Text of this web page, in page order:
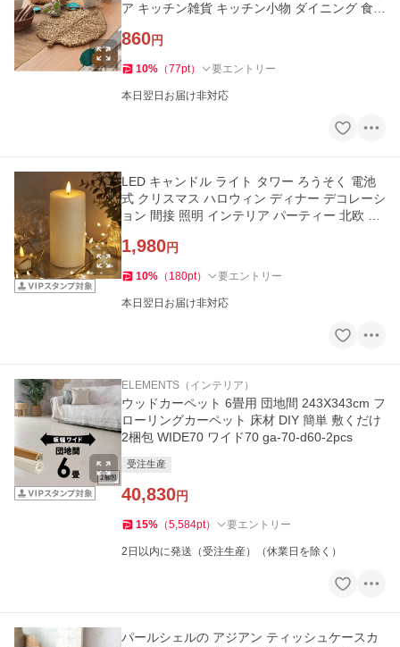
ア キッチン雑貨 キッチン小物 ダイニング 食卓
860円
10% （77pt） 要エントリー
本日翌日お届け非対応
LED キャンドル ライト タワー ろうそく 電池
式 クリスマス ハロウィン ディナー デコレーシ
ョン 間接 照明 インテリア パーティー 北欧 雑
1,980円
10% （ 180pt） 要エントリー
本日翌日お届け非対応
ELEMENTS（インテリア）
ウッドカーペット 6畳用 団地間 243X343cm フ
ローリングカーペット 床材 DIY 簡単 敷くだけ
2梱包 WIDE70 ワイド70 ga-70-d60-2pcs
受注生産
40,830円
15% （5,584pt） 要エントリー
2日以内に発送（受注生産）（休業日を除く）
パールシェルの アジアン ティッシュケースカ